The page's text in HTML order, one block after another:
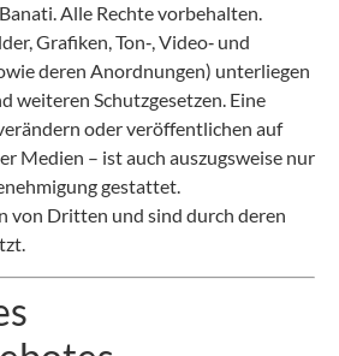
Alle Rechte vorbehalten.
Grafiken, Ton‑, Video‑ und
deren Anordnungen) unterliegen
weiteren Schutzgesetzen. Eine
oder veröffentlichen auf
Medien – ist auch auszugsweise nur
gestattet.
von Dritten und sind durch deren